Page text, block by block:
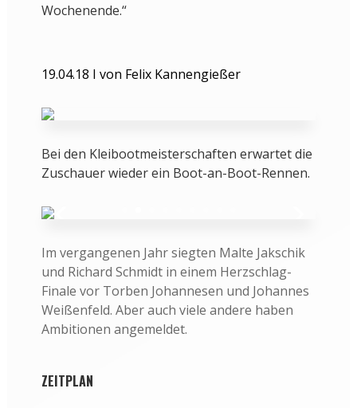
Wochenende.“
19.04.18 I von Felix Kannengießer
Bei den Kleibootmeisterschaften erwartet die
Zuschauer wieder ein Boot-an-Boot-Rennen.
Im vergangenen Jahr siegten Malte Jakschik
und Richard Schmidt in einem Herzschlag-
Finale vor Torben Johannesen und Johannes
Weißenfeld. Aber auch viele andere haben
Ambitionen angemeldet.
ZEITPLAN